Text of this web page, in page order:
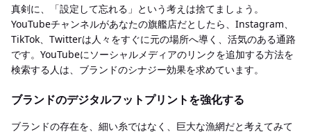
真剣に、「設定して忘れる」という考えは捨てましょう。
YouTubeチャンネルがあなたの旗艦店だとしたら、Instagram、
TikTok、Twitterは人々をすぐに元の場所へ導く、活気のある通路
です。YouTubeにソーシャルメディアのリンクを追加する方法を
検索する人は、ブランドのシナジー効果を求めています。
ブランドのデジタルフットプリントを強化する
ブランドの存在を、細い糸ではなく、巨大な漁網だと考えてみて